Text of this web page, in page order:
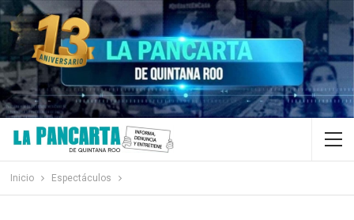
Inicio Espectáculos